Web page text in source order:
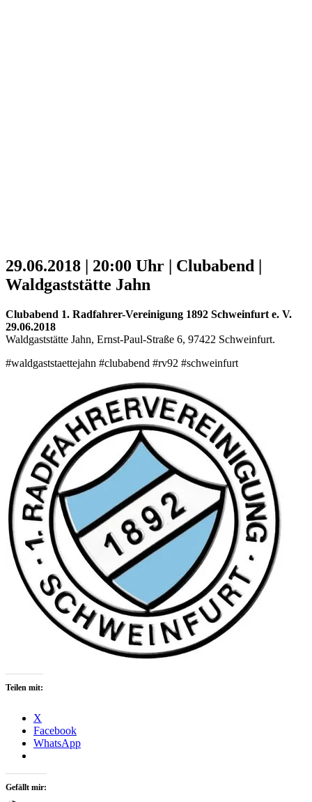
29.06.2018 | 20:00 Uhr | Clubabend |
Waldgaststätte Jahn
Clubabend 1. Radfahrer-Vereinigung 1892 Schweinfurt e. V.
29.06.2018
Waldgaststätte Jahn, Ernst-Paul-Straße 6, 97422 Schweinfurt.
#waldgaststaettejahn‬ #clubabend #rv92 #schweinfurt
Teilen mit:
X
Facebook
WhatsApp
Gefällt mir: